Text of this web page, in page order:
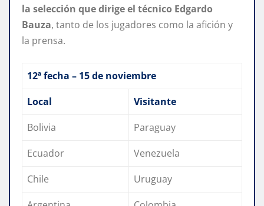
la selección que dirige el técnico Edgardo
Bauza, tanto de los jugadores como la afición y
la prensa.
12ª fecha – 15 de noviembre
Local
Visitante
Bolivia
Paraguay
Ecuador
Venezuela
Chile
Uruguay